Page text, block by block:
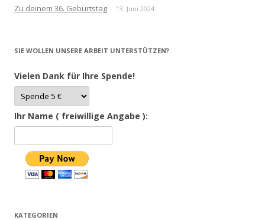
Zu deinem 36. Geburtstag 13. Juni 2024
SIE WOLLEN UNSERE ARBEIT UNTERSTÜTZEN?
Vielen Dank für Ihre Spende!
Ihr Name ( freiwillige Angabe ):
KATEGORIEN